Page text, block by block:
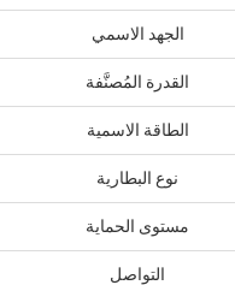
الجهد الاسمي
القدرة المُصنَّفة
الطاقة الاسمية
نوع البطارية
مستوى الحماية
التواصل